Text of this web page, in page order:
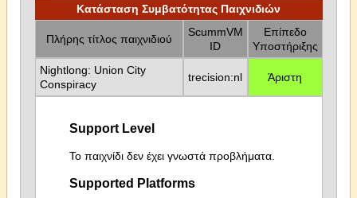
Κατάσταση Συμβατότητας Παιχνιδιών
Πλήρης τίτλος παιχνιδιού
ScummVM
ID
Επίπεδο
Υποστήριξης
Nightlong: Union City
Conspiracy
trecision:nl Άριστη
Support Level
Το παιχνίδι δεν έχει γνωστά προβλήματα.
Supported Platforms